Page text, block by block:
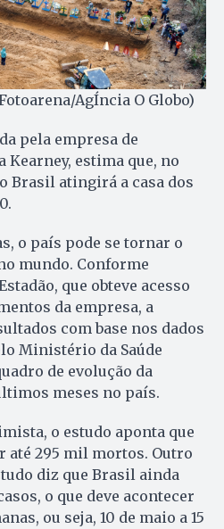
AgÍncia O Globo)
pela empresa de
estima que, no
Brasil atingirá a casa dos
o país pode se tornar o
mundo. Conforme
que obteve acesso
da empresa, a
com base nos dados
Ministério da Saúde
de evolução da
meses no país.
o estudo aponta que
até 295 mil mortos. Outro
diz que Brasil ainda
o que deve acontecer
ou seja, 10 de maio a 15